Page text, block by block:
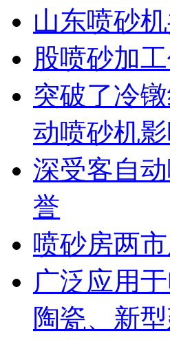
山东喷砂
股喷砂加
突破了冷
动喷砂机
深受客自
誉
喷砂房两
广泛应用
陶瓷、新